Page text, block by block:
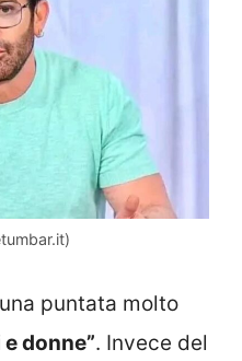
puntata molto
donne”. Invece del